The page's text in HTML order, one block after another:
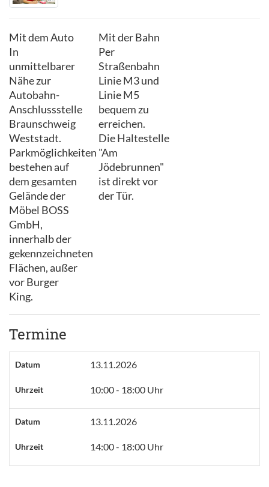
Mit dem Auto
In
unmittelbarer
Nähe zur
Autobahn-
Anschlussstelle
Braunschweig
Weststadt.
Parkmöglichkeiten
bestehen auf
dem gesamten
Gelände der
Möbel BOSS
GmbH,
innerhalb der
gekennzeichneten
Flächen, außer
vor Burger
King.
Mit der Bahn
Per
Straßenbahn
Linie M3 und
Linie M5
bequem zu
erreichen.
Die Haltestelle
"Am
Jödebrunnen"
ist direkt vor
der Tür.
Termine
Datum 13.11.2026
Uhrzeit 10:00 - 18:00 Uhr
Datum 13.11.2026
Uhrzeit 14:00 - 18:00 Uhr